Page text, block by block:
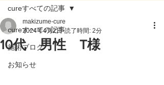
cureすべての記事
施術ブログ
お知らせ
cureすべての記事
10代 男性 T様
makizume-cure
2024年4月2日 読了時間: 2分